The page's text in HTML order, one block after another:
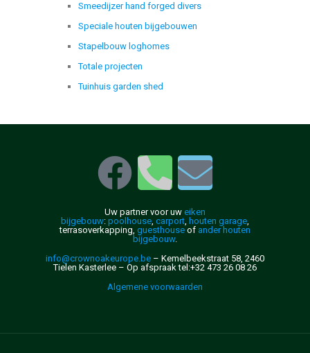
Smeedijzer hand forged divers
Speciale houten bijgebouwen
Stapelbouw loghomes
Totale projecten
Tuinhuis garden shed
Uw partner voor uw eiken
bijgebouw: poolhouse, carport, houten garage,
terrasoverkapping, guesthouse of ander houten
bijgebouw.
info@crownoakeurope.be – Kemelbeekstraat 58, 2460
Tielen Kasterlee – Op afspraaktel:+32 473 26 08 26
Algemene voorwaarden